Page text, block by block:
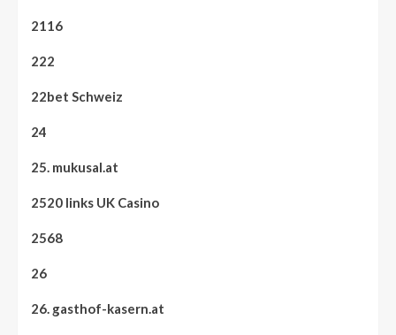
2116
222
22bet Schweiz
24
25. mukusal.at
2520 links UK Casino
2568
26
26. gasthof-kasern.at